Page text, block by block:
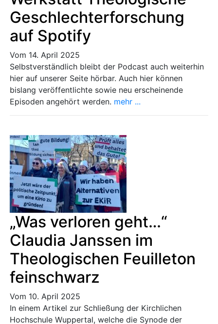
Geschlechterforschung
auf Spotify
Vom 14. April 2025
Selbstverständlich bleibt der Podcast auch weiterhin
hier auf unserer Seite hörbar. Auch hier können
bislang veröffentlichte sowie neu erscheinende
Episoden angehört werden. mehr ...
„Was verloren geht…“
Claudia Janssen im
Theologischen Feuilleton
feinschwarz
Vom 10. April 2025
In einem Artikel zur Schließung der Kirchlichen
Hochschule Wuppertal, welche die Synode der